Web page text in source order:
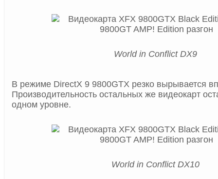
World in Conflict DX9
В режиме DirectX 9 9800GTX резко вырывается
Производительность остальных же видеокарт
одном уровне.
World in Conflict DX10